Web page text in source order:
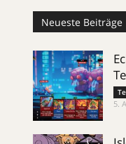
Neueste Beiträge
5.